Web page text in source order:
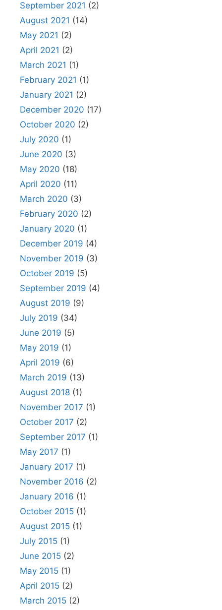
September 2021 (2)
August 2021 (14)
May 2021 (2)
April 2021 (2)
March 2021 (1)
February 2021 (1)
January 2021 (2)
December 2020 (17)
October 2020 (2)
July 2020 (1)
June 2020 (3)
May 2020 (18)
April 2020 (11)
March 2020 (3)
February 2020 (2)
January 2020 (1)
December 2019 (4)
November 2019 (3)
October 2019 (5)
September 2019 (4)
August 2019 (9)
July 2019 (34)
June 2019 (5)
May 2019 (1)
April 2019 (6)
March 2019 (13)
August 2018 (1)
November 2017 (1)
October 2017 (2)
September 2017 (1)
May 2017 (1)
January 2017 (1)
November 2016 (2)
January 2016 (1)
October 2015 (1)
August 2015 (1)
July 2015 (1)
June 2015 (2)
May 2015 (1)
April 2015 (2)
March 2015 (2)